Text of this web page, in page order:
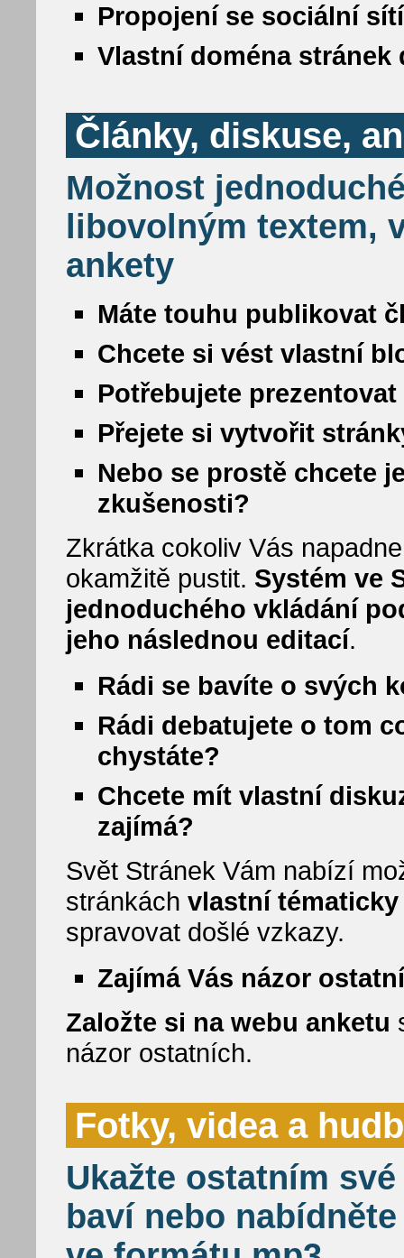
Propojení se sociální
Vlastní doména stránek
Články, diskuse,
Možnost
libovolným textem,
ankety
Máte touhu publikovat
Chcete si vést vlastní
Potřebujete
Přejete si vytvořit
Nebo se prostě chcete
zkušenosti?
Zkrátka cokoliv Vás
okamžitě pustit. Systém ve
jednoduchého vkládání
jeho následnou editací.
Rádi se bavíte o svých
Rádi debatujete o tom
chystáte?
Chcete mít vlastní
zajímá?
Svět Stránek Vám nabízí
stránkách vlastní
spravovat došlé vzkazy.
Zajímá Vás názor
Založte si na webu anketu
názor ostatních.
Fotky, videa a
Ukažte ostatním
baví nebo